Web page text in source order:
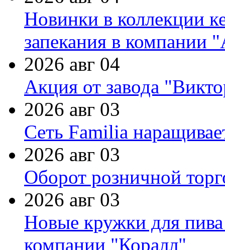
Новинки в коллекции
запекания в компании
2026 авг 04
Акция от завода
2026 авг 03
Сеть Familia
2026 авг 03
Оборот розничной
2026 авг 03
Новые кружки для
компании "Коралл"